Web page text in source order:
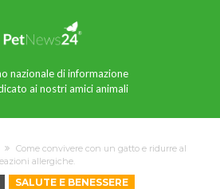
nazionale di informazione
ai nostri amici animali
Come convivere con un gatto e ridurre al
allergiche.
SALUTE E BENESSERE